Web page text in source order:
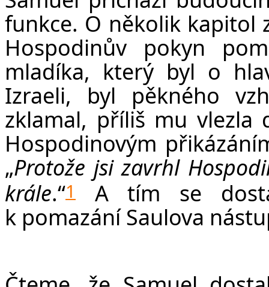
funkce. O několik kapitol
Hospodinův pokyn
mladíka, který byl o
Izraeli, byl pěkného
zklamal, příliš mu
Hospodinovým
„Protože jsi zavrhl
krále.“1
A tím se
k pomazání Saulova